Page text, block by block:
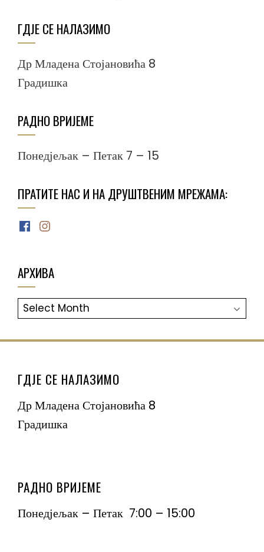
ГДЈЕ СЕ НАЛАЗИМО
Др Младена Стојановића 8
Градишка
РАДНО ВРИЈЕМЕ
Понедјељак – Петак 7 – 15
ПРАТИТЕ НАС И НА ДРУШТВЕНИМ МРЕЖАМА:
Facebook
Instagram
АРХИВА
АРХИВА
ГДЈЕ СЕ НАЛАЗИМО
Др Младена Стојановића 8
Градишка
РАДНО ВРИЈЕМЕ
Понедјељак – Петак 7:00 – 15:00